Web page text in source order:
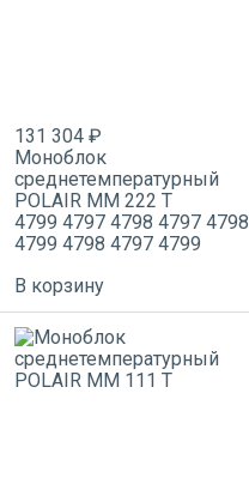
131 304 ₽
Моноблок
среднетемпературный
POLAIR MM 222 T
4799 4797 4798 4797 4798
4799 4798 4797 4799
В корзину